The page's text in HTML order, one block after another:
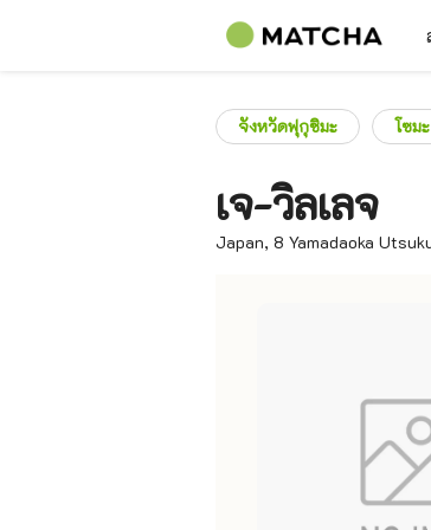
จังหวัดฟุกุชิมะ โซม
เจ-วิลเลจ
Japan, 8 Yamadaoka